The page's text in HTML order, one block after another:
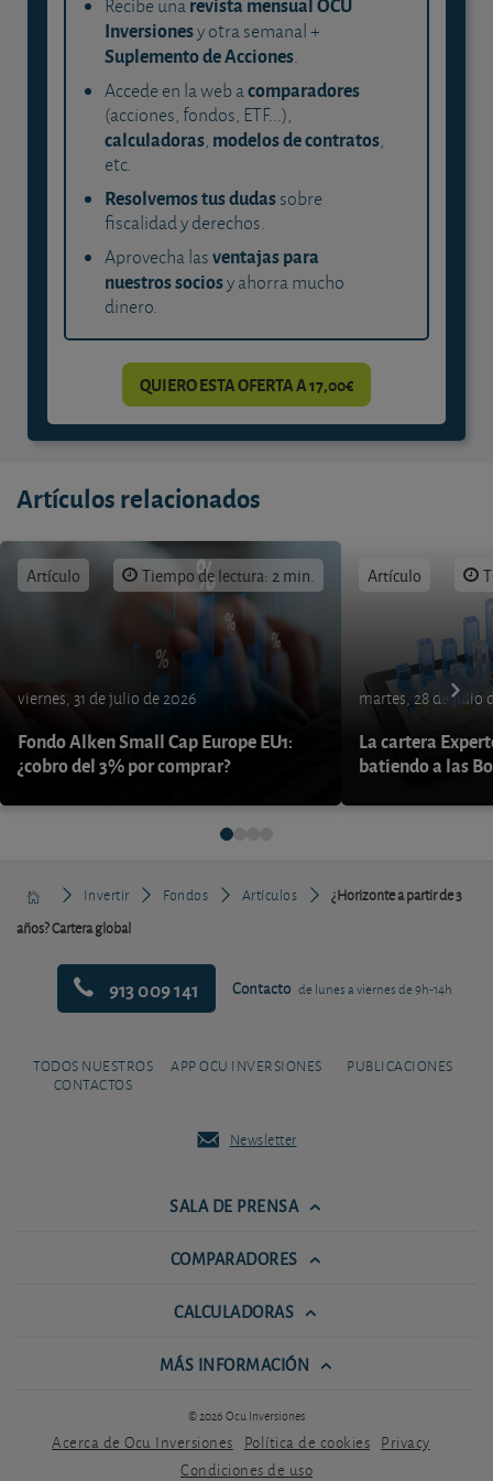
Recibe una
Inversionesy otra semanal +
Suplemento de Acciones.
Accede en la web acomparadores
(acciones, fondos, ETF...),
calculadoras, modelos de contratos,
etc.
Resolvemos tus dudassobre
fiscalidad y derechos.
Aprovecha lasventajas para
nuestros sociosy ahorra mucho
dinero.
QUIERO ESTA OFERTA A 17,00€
Artículos relacionados
Artículo Tiempo de lectura: 2 min.
viernes, 31 de julio de 2026
Fondo Alken Small Cap Europe EU1:
¿cobro del 3% por comprar?
Artículo
martes, 28 de julio
La cartera
batiendo a las
Invertir Fondos Artículos
¿Horizonte a partir de 3
años? Cartera global
913 009 141 Contacto de lunes a viernes de 9h-14h
TODOS NUESTROS
CONTACTOS
APP OCU INVERSIONES PUBLICACIONES
Newsletter
SALA DE PRENSA
COMPARADORES
CALCULADORAS
MÁS INFORMACIÓN
© 2026 Ocu Inversiones
Acerca de Ocu Inversiones Política de cookies Privacy
Condiciones de uso